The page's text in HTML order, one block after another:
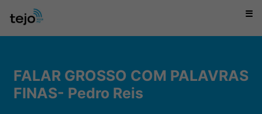
☰
FALAR GROSSO COM PALAVRAS
FINAS- Pedro Reis